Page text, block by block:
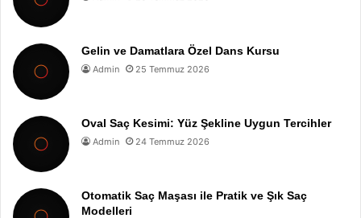
Gelin ve Damatlara Özel Dans Kursu
Admin 25 Temmuz 2026
Oval Saç Kesimi: Yüz Şekline Uygun Tercihler
Admin 24 Temmuz 2026
Otomatik Saç Maşası ile Pratik ve Şık Saç
Modelleri